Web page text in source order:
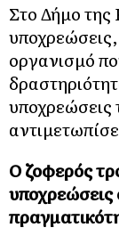
Στο Δήμο της
οργανισμό
υποχρεώσεις
Ο ζοφερός
υποχρεώσεις